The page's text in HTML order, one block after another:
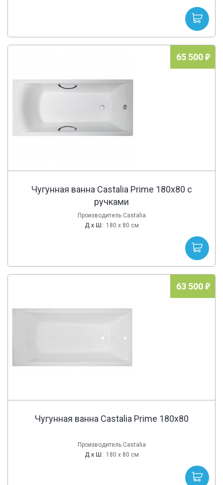
65 500
Чугунная ванна Castalia Prime 180x80 с
ручками
Производитель Castalia
Д х Ш : 180 x 80 см
63 500
Чугунная ванна Castalia Prime 180x80
Производитель Castalia
Д х Ш : 180 x 80 см